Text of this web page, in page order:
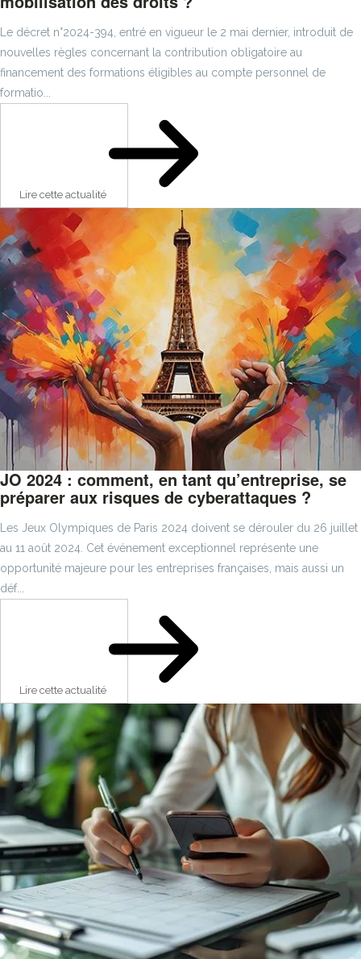
Le décret n°2024-394, entré en vigueur le 2 mai dernier, introduit de
nouvelles règles concernant la contribution obligatoire au
financement des formations éligibles au compte personnel de
formatio...
Lire cette actualité
JO 2024 : comment, en tant qu’entreprise, se
préparer aux risques de cyberattaques ?
Les Jeux Olympiques de Paris 2024 doivent se dérouler du 26 juillet
au 11 août 2024. Cet événement exceptionnel représente une
opportunité majeure pour les entreprises françaises, mais aussi un
déf...
Lire cette actualité